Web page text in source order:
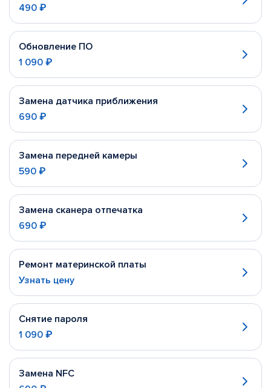
490 ₽
Обновление ПО
1 090 ₽
Замена датчика приближения
690 ₽
Замена передней камеры
590 ₽
Замена сканера отпечатка
690 ₽
Ремонт материнской платы
Узнать цену
Снятие пароля
1 090 ₽
Замена NFC